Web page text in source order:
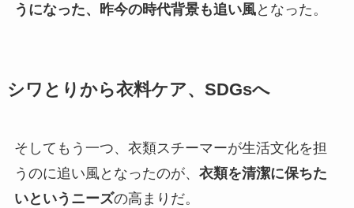
うになった、昨今の時代背景も追い風となった。
シワとりから衣料ケア、SDGsへ
そしてもう一つ、衣類スチーマーが生活文化を担
うのに追い風となったのが、 衣類を清潔に保ちた
いというニーズの高まりだ。